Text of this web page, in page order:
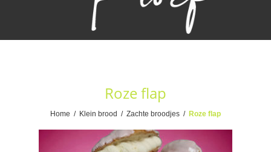
Roze flap
Home / Klein brood / Zachte broodjes / Roze flap